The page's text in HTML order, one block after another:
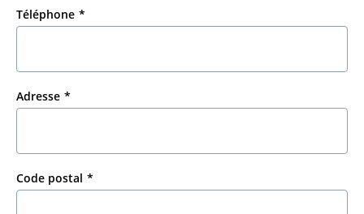
Téléphone
Adresse
Code postal